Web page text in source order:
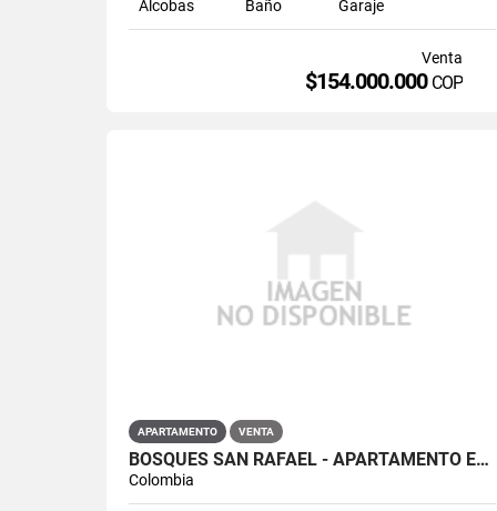
Alcobas Baño Garaje
Venta
$154.000.000 COP
APARTAMENTO VENTA
BOSQUES SAN RAFAEL - APARTAMENTO EN VENTA EN SAN RAFAEL, ZIPAQUIRÁ
Colombia